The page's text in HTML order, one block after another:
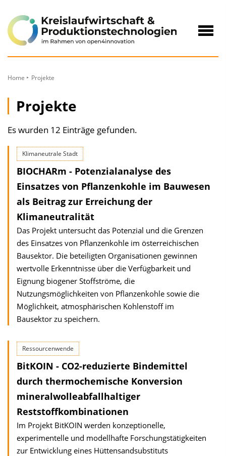
Inhalt
Home Projekte
Projekte
Es wurden 12 Einträge gefunden.
Klimaneutrale Stadt
BIOCHARm - Potenzialanalyse des
Einsatzes von Pflanzenkohle im Bauwesen
als Beitrag zur Errei­chung der
Klimaneutralität
Das Projekt untersucht das Potenzial und die Grenzen
des Einsatzes von Pflanzen­kohle im österreichischen
Bausektor. Die beteiligten Organisationen gewinnen
wert­volle Erkenntnisse über die Verfügbarkeit und
Eignung biogener Stoffströme, die
Nutzungsmöglichkeiten von Pflanzenkohle sowie die
Möglichkeit, atmosphärischen Kohlenstoff im
Bausektor zu speichern.
Ressourcenwende
BitKOIN - CO2-reduzierte Bindemittel
durch thermochemische Konversion
mineralwolleabfallhaltiger
Reststoffkombinationen
Im Projekt BitKOIN werden konzeptionelle,
experimentelle und modellhafte Forschungstätigkeiten
zur Entwicklung eines Hüttensandsubstituts